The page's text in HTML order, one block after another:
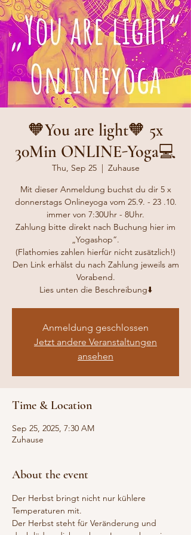
🧡You are light🧡 5x
30Min ONLINE-Yoga💻
Thu, Sep 25
  |
Zuhause
Mit dieser Anmeldung buchst du dir 5 x
donnerstags Onlineyoga vom 25.9. - 23 .10.
immer von 7:30Uhr - 8Uhr.
Zahlung bitte direkt nach Buchung hier im
„Yogashop“.
(Flathomies zahlen hierfür nicht zusätzlich!)
Den Link erhälst du nach Zahlung jeweils am
Vorabend.
Lies unten die Beschreibung⬇️
Anmeldung geschlossen
Jetzt andere Veranstaltungen
ansehen
Time & Location
Sep 25, 2025, 7:30 AM
Zuhause
About the event
Der Herbst bringt nicht nur kühlere
Temperaturen mit.
Der Herbst steht für Veränderung und